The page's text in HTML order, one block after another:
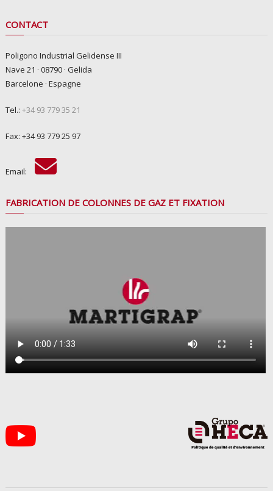
CONTACT
Poligono Industrial Gelidense III
Nave 21 · 08790 · Gelida
Barcelone · Espagne
Tel.: +34 93 779 35 21
Fax: +34 93 779 25 97
Email:
FABRICATION DE COLONNES DE GAZ ET FIXATION